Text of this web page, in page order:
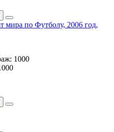
мира по Футболу, 2006 год,
1000